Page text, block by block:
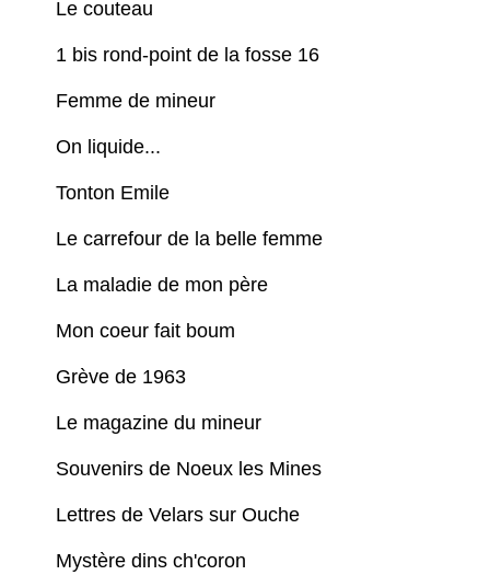
Le couteau
1 bis rond-point de la fosse 16
Femme de mineur
On liquide...
Tonton Emile
Le carrefour de la belle femme
La maladie de mon père
Mon coeur fait boum
Grève de 1963
Le magazine du mineur
Souvenirs de Noeux les Mines
Lettres de Velars sur Ouche
Mystère dins ch'coron